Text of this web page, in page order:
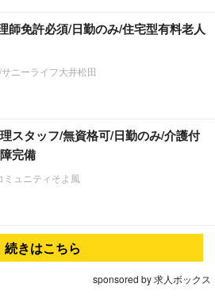
師免許必須/日勤のみ/住宅型有料老人
ニーライフ大井松田
理スタッフ/無資格可/日勤のみ/介護付
完備
ミュニティそよ風
続きはこちら
sponsored by 求人ボックス